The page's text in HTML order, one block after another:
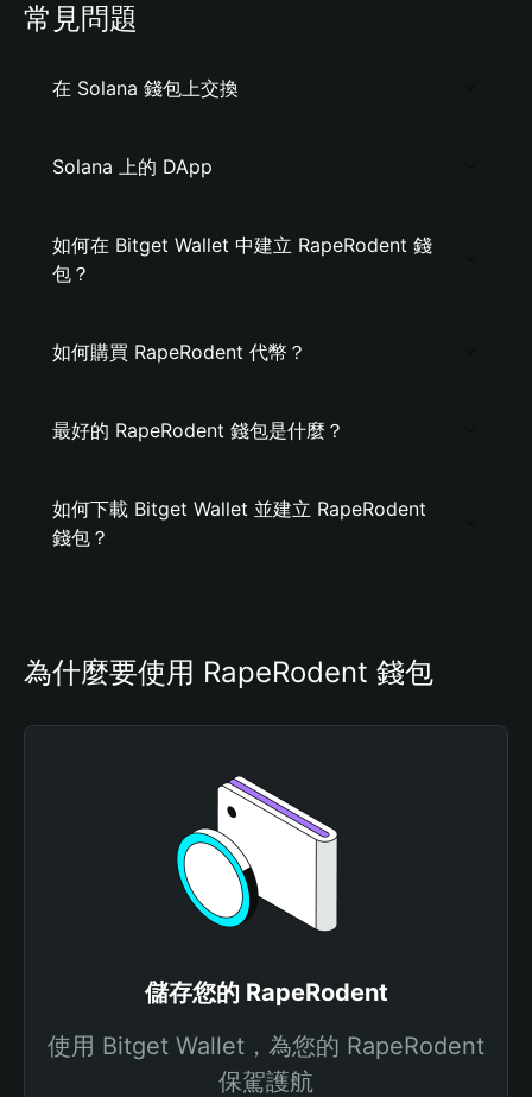
常見問題
在 Solana 錢包上交換
Solana 上的 DApp
如何在 Bitget Wallet 中建立 RapeRodent 錢
包？
如何購買 RapeRodent 代幣？
最好的 RapeRodent 錢包是什麼？
如何下載 Bitget Wallet 並建立 RapeRodent
錢包？
為什麼要使用 RapeRodent 錢包
儲存您的 RapeRodent
使用 Bitget Wallet，為您的 RapeRodent
保駕護航